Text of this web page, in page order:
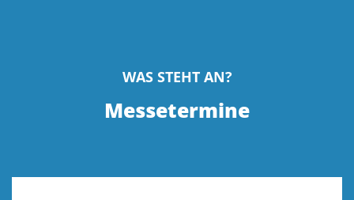
WAS STEHT AN?
Messetermine